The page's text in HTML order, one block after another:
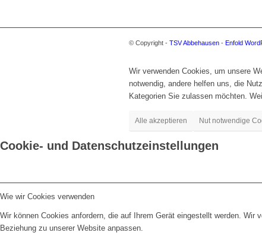
© Copyright - TSV Abbehausen - Enfold
Wir verwenden Cookies, um unsere
notwendig, andere helfen uns, die
Kategorien Sie zulassen möchten.
Alle akzeptieren Nut notwendige
Cookie- und Datenschutzeinstellungen
Wie wir Cookies verwenden
Wir können Cookies anfordern, die auf Ihrem Gerät eingestellt werden.
Beziehung zu unserer Website anpassen.